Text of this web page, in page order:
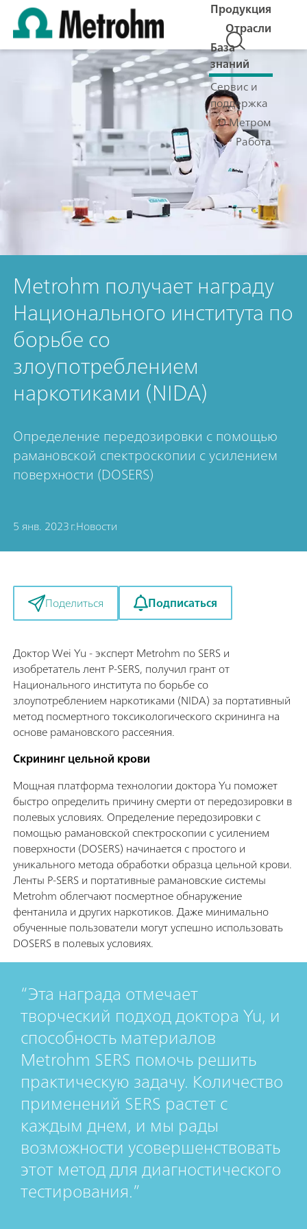
Продукция
Отрасли
База
знаний
Сервис и
поддержка
О Метром
Работа
Metrohm получает награду
Национального института по
борьбе со
злоупотреблением
наркотиками (NIDA)
Определение передозировки с помощью
рамановской спектроскопии с усилением
поверхности (DOSERS)
5 янв. 2023 г.Новости
Поделиться Подписаться
Доктор Wei Yu - эксперт Metrohm по SERS и
изобретатель лент P-SERS, получил грант от
Национального института по борьбе со
злоупотреблением наркотиками (NIDA) за портативный
метод посмертного токсикологического скрининга на
основе рамановского рассеяния.
Скрининг цельной крови
Мощная платформа технологии доктора Yu поможет
быстро определить причину смерти от передозировки в
полевых условиях. Определение передозировки с
помощью рамановской спектроскопии с усилением
поверхности (DOSERS) начинается с простого и
уникального метода обработки образца цельной крови.
Ленты P-SERS и портативные рамановские системы
Metrohm облегчают посмертное обнаружение
фентанила и других наркотиков. Даже минимально
обученные пользователи могут успешно использовать
DOSERS в полевых условиях.
Эта награда отмечает
творческий подход доктора Yu, и
способность материалов
Metrohm SERS помочь решить
практическую задачу. Количество
применений SERS растет с
каждым днем, и мы рады
возможности усовершенствовать
этот метод для диагностического
тестирования.